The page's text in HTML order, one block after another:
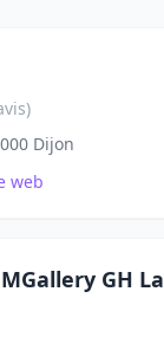
Dijon
web
GH La